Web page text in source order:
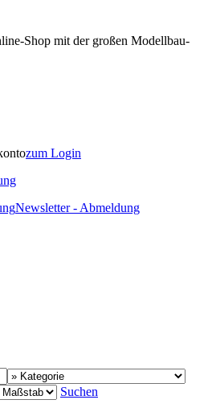
Shop mit der großen Modellbau-
zum Login
Newsletter - Abmeldung
Suchen